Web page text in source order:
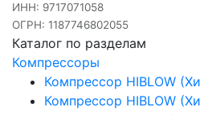
ИНН: 9717071058
ОГРН: 1187746802055
Каталог по разделам
Компрессоры
Компрессор HIBLOW
Компрессор HIBLOW